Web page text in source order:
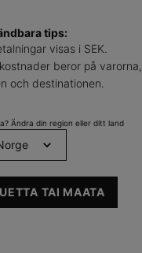
tips:
visas i SEK.
beror på varorna,
och destinationen.
Ändra din region eller ditt land
TAI MAATA